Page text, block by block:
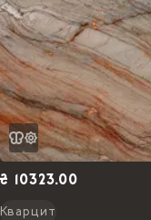
₴ 10323.00
Кварцит